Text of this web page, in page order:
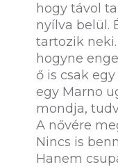
hogy távol
nyílva belül.
tartozik
hogyne
ő is csak
egy Marno
mondja,
A nővére
Nincs is
Hanem